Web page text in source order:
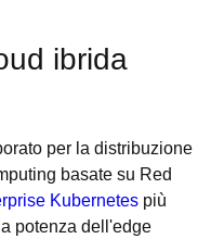
ibrida
per la distribuzione
basate su Red
Kubernetes più
potenza dell'edge